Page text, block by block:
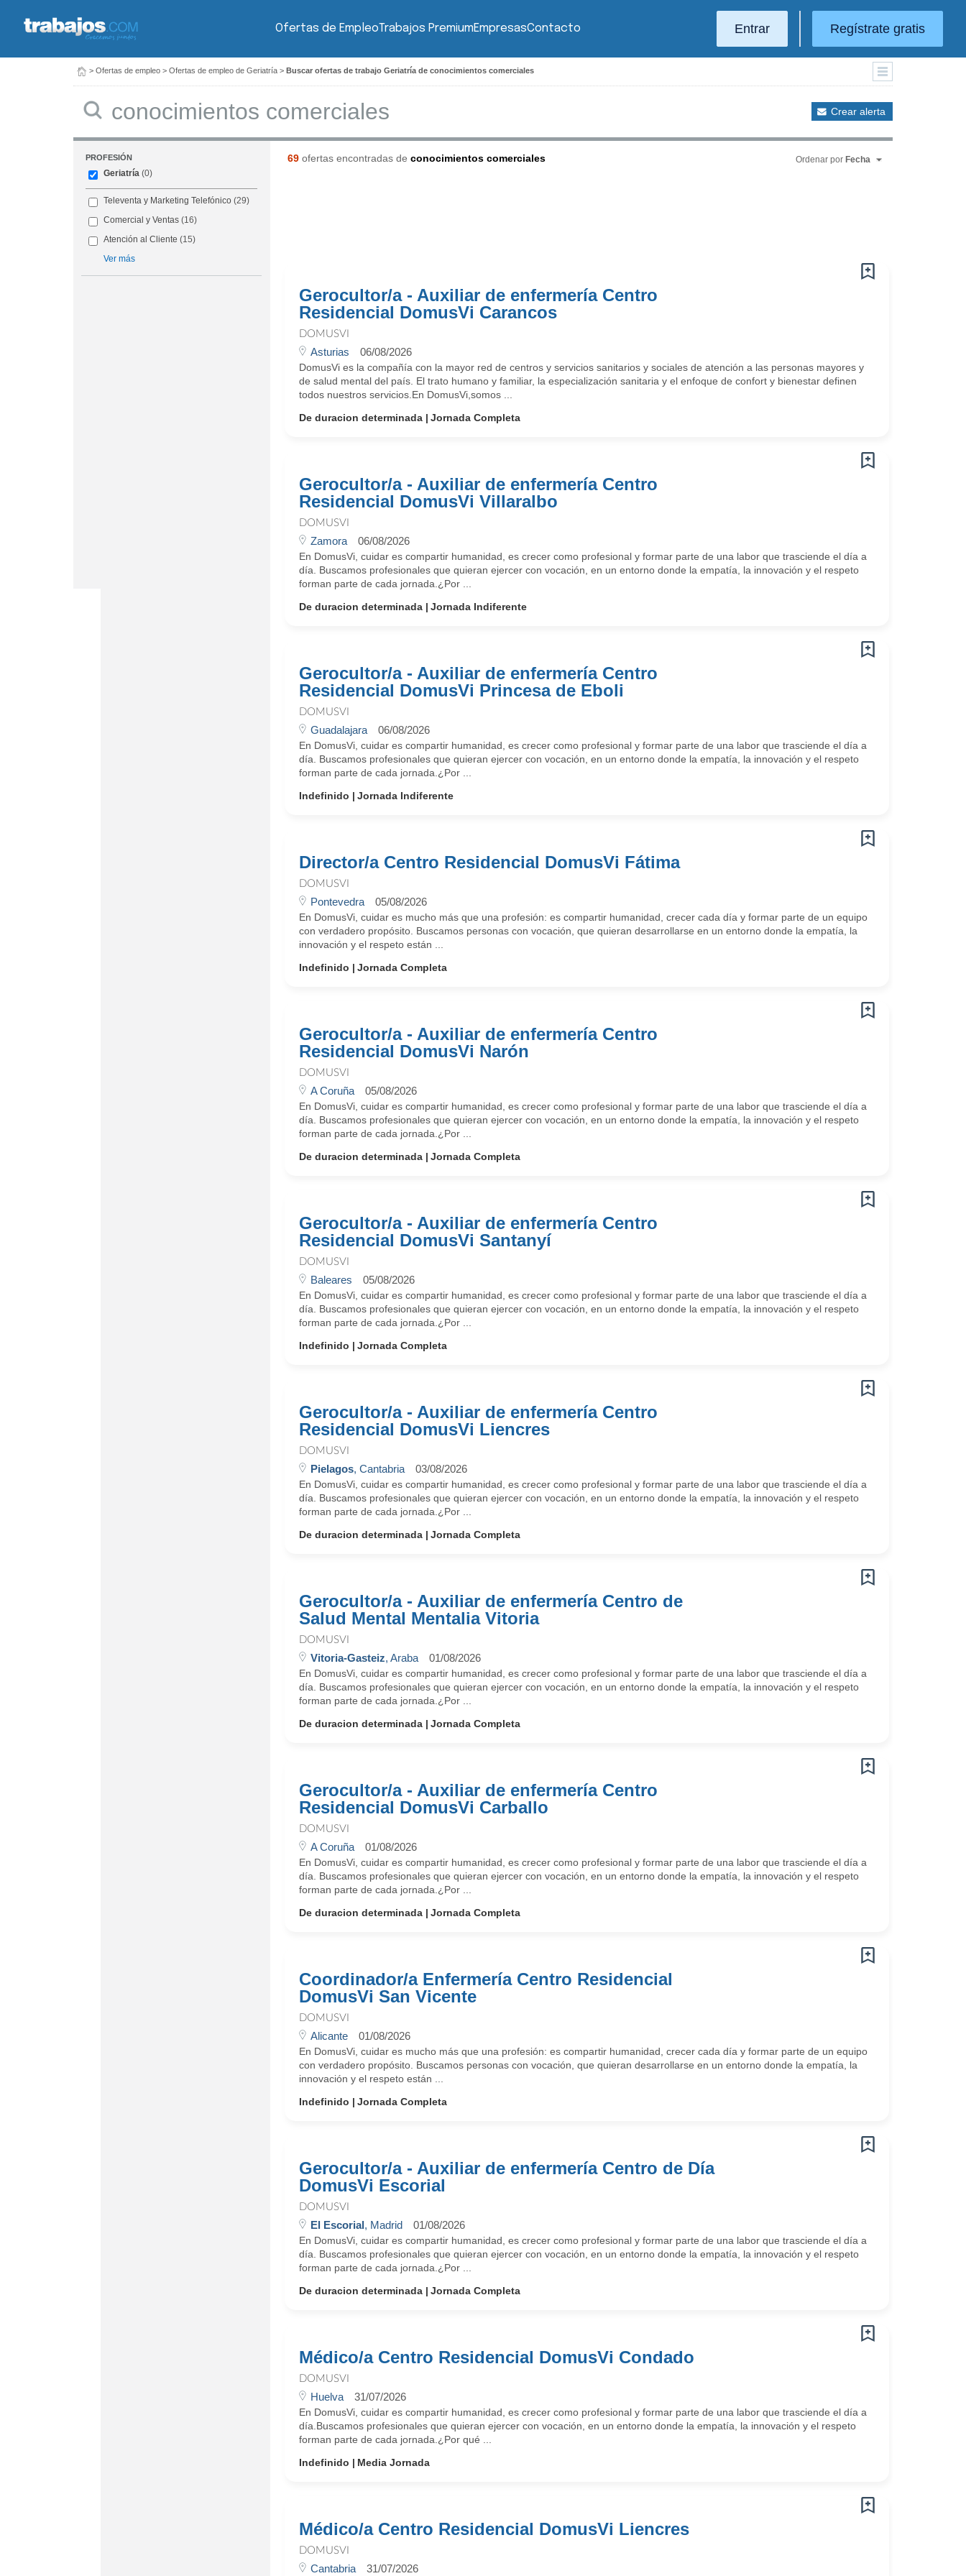
Ofertas de EmpleoTrabajos PremiumEmpresasContacto Entrar Regístrate gratis
> Ofertas de empleo > Ofertas de empleo de Geriatría > Buscar ofertas de trabajo Geriatría de conocimientos comerciales
Crear alerta
PROFESIÓN
Geriatría (0)
Televenta y Marketing Telefónico (29)
Comercial y Ventas (16)
Atención al Cliente (15)
Ver más
69ofertas encontradas de conocimientos comerciales Ordenar por Fecha
Gerocultor/a - Auxiliar de enfermería Centro
Residencial DomusVi Carancos
DOMUSVI
Asturias 06/08/2026
DomusVi es la compañía con la mayor red de centros y servicios sanitarios y sociales de atención a las personas mayores y
de salud mental del país. El trato humano y familiar, la especialización sanitaria y el enfoque de confort y bienestar definen
todos nuestros servicios.En DomusVi,somos ...
De duracion determinada
Jornada Completa
Gerocultor/a - Auxiliar de enfermería Centro
Residencial DomusVi Villaralbo
DOMUSVI
Zamora 06/08/2026
En DomusVi, cuidar es compartir humanidad, es crecer como profesional y formar parte de una labor que trasciende el día a
día. Buscamos profesionales que quieran ejercer con vocación, en un entorno donde la empatía, la innovación y el respeto
forman parte de cada jornada.¿Por ...
De duracion determinada
Jornada Indiferente
Gerocultor/a - Auxiliar de enfermería Centro
Residencial DomusVi Princesa de Eboli
DOMUSVI
Guadalajara 06/08/2026
En DomusVi, cuidar es compartir humanidad, es crecer como profesional y formar parte de una labor que trasciende el día a
día. Buscamos profesionales que quieran ejercer con vocación, en un entorno donde la empatía, la innovación y el respeto
forman parte de cada jornada.¿Por ...
Indefinido
Jornada Indiferente
Director/a Centro Residencial DomusVi Fátima
DOMUSVI
Pontevedra 05/08/2026
En DomusVi, cuidar es mucho más que una profesión: es compartir humanidad, crecer cada día y formar parte de un equipo
con verdadero propósito. Buscamos personas con vocación, que quieran desarrollarse en un entorno donde la empatía, la
innovación y el respeto están ...
Indefinido
Jornada Completa
Gerocultor/a - Auxiliar de enfermería Centro
Residencial DomusVi Narón
DOMUSVI
A Coruña 05/08/2026
En DomusVi, cuidar es compartir humanidad, es crecer como profesional y formar parte de una labor que trasciende el día a
día. Buscamos profesionales que quieran ejercer con vocación, en un entorno donde la empatía, la innovación y el respeto
forman parte de cada jornada.¿Por ...
De duracion determinada
Jornada Completa
Gerocultor/a - Auxiliar de enfermería Centro
Residencial DomusVi Santanyí
DOMUSVI
Baleares 05/08/2026
En DomusVi, cuidar es compartir humanidad, es crecer como profesional y formar parte de una labor que trasciende el día a
día. Buscamos profesionales que quieran ejercer con vocación, en un entorno donde la empatía, la innovación y el respeto
forman parte de cada jornada.¿Por ...
Indefinido
Jornada Completa
Gerocultor/a - Auxiliar de enfermería Centro
Residencial DomusVi Liencres
DOMUSVI
Pielagos, Cantabria 03/08/2026
En DomusVi, cuidar es compartir humanidad, es crecer como profesional y formar parte de una labor que trasciende el día a
día. Buscamos profesionales que quieran ejercer con vocación, en un entorno donde la empatía, la innovación y el respeto
forman parte de cada jornada.¿Por ...
De duracion determinada
Jornada Completa
Gerocultor/a - Auxiliar de enfermería Centro de
Salud Mental Mentalia Vitoria
DOMUSVI
Vitoria-Gasteiz, Araba 01/08/2026
En DomusVi, cuidar es compartir humanidad, es crecer como profesional y formar parte de una labor que trasciende el día a
día. Buscamos profesionales que quieran ejercer con vocación, en un entorno donde la empatía, la innovación y el respeto
forman parte de cada jornada.¿Por ...
De duracion determinada
Jornada Completa
Gerocultor/a - Auxiliar de enfermería Centro
Residencial DomusVi Carballo
DOMUSVI
A Coruña 01/08/2026
En DomusVi, cuidar es compartir humanidad, es crecer como profesional y formar parte de una labor que trasciende el día a
día. Buscamos profesionales que quieran ejercer con vocación, en un entorno donde la empatía, la innovación y el respeto
forman parte de cada jornada.¿Por ...
De duracion determinada
Jornada Completa
Coordinador/a Enfermería Centro Residencial
DomusVi San Vicente
DOMUSVI
Alicante 01/08/2026
En DomusVi, cuidar es mucho más que una profesión: es compartir humanidad, crecer cada día y formar parte de un equipo
con verdadero propósito. Buscamos personas con vocación, que quieran desarrollarse en un entorno donde la empatía, la
innovación y el respeto están ...
Indefinido
Jornada Completa
Gerocultor/a - Auxiliar de enfermería Centro de Día
DomusVi Escorial
DOMUSVI
El Escorial, Madrid 01/08/2026
En DomusVi, cuidar es compartir humanidad, es crecer como profesional y formar parte de una labor que trasciende el día a
día. Buscamos profesionales que quieran ejercer con vocación, en un entorno donde la empatía, la innovación y el respeto
forman parte de cada jornada.¿Por ...
De duracion determinada
Jornada Completa
Médico/a Centro Residencial DomusVi Condado
DOMUSVI
Huelva 31/07/2026
En DomusVi, cuidar es compartir humanidad, es crecer como profesional y formar parte de una labor que trasciende el día a
día.Buscamos profesionales que quieran ejercer con vocación, en un entorno donde la empatía, la innovación y el respeto
forman parte de cada jornada.¿Por qué ...
Indefinido
Media Jornada
Médico/a Centro Residencial DomusVi Liencres
DOMUSVI
Cantabria 31/07/2026